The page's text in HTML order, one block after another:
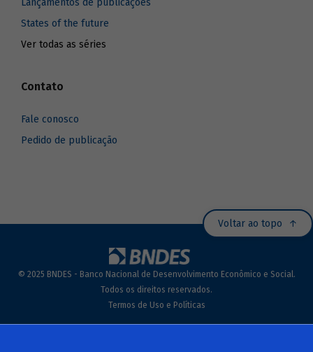
Lançamentos de publicações
States of the future
Ver todas as séries
Contato
Fale conosco
Pedido de publicação
Voltar ao topo
© 2025 BNDES - Banco Nacional de Desenvolvimento Econômico e Social.
Todos os direitos reservados.
Termos de Uso e Políticas